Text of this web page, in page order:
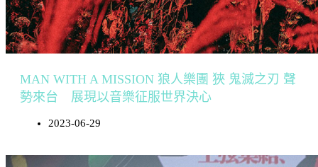
MAN WITH A MISSION 狼人樂團 狹 鬼滅之刃 聲
勢來台 展現以音樂征服世界決心
2023-06-29